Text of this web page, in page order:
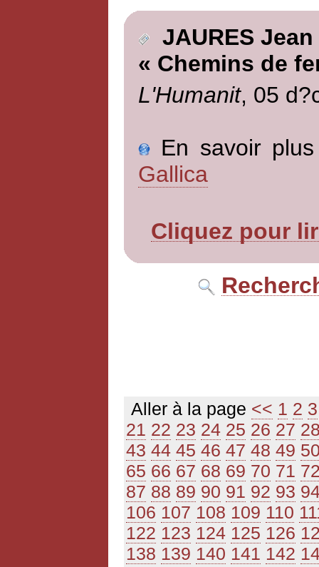
JAURES Jean
« Chemins de
L'Humanit, 05
En savoir
Gallica
Cliquez pour
Aller à la page << 1 2 3
21 22 23 24 25 26 27
43 44 45 46 47 48 49
65 66 67 68 69 70 71
87 88 89 90 91 92 93
106 107 108 109 110
122 123 124 125 126
138 139 140 141 142